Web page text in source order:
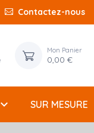
Contactez-nous
Mon Panier
0,00 €
keyboard_arrow_down SUR MESURE